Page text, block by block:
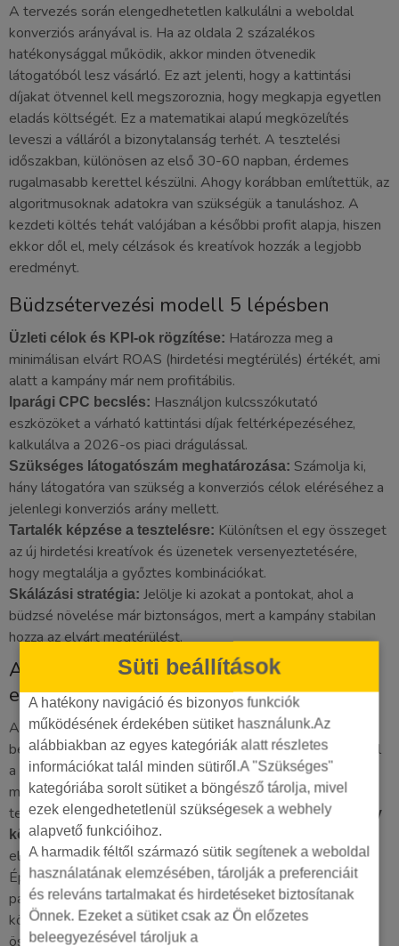
Süti beállítások
A hatékony navigáció és bizonyos funkciók
működésének érdekében sütiket használunk.Az
alábbiakban az egyes kategóriák alatt részletes
információkat talál minden sütiről.A "Szükséges"
kategóriába sorolt sütiket a böngésző tárolja, mivel
ezek elengedhetetlenül szükségesek a webhely
alapvető funkcióihoz.
A harmadik féltől származó sütik segítenek a weboldal
használatának elemzésében, tárolják a preferenciáit
és releváns tartalmakat és hirdetéseket biztosítanak
Önnek. Ezeket a sütiket csak az Ön előzetes
beleegyezésével tároljuk a
A tervezés során elengedhetetlen kalkulálni a weboldal
konverziós arányával is. Ha az oldala 2 százalékos
hatékonysággal működik, akkor minden ötvenedik
látogatóból lesz vásárló. Ez azt jelenti, hogy a kattintási
díjakat ötvennel kell megszoroznia, hogy megkapja egyetlen
eladás költségét. Ez a matematikai alapú megközelítés
leveszi a válláról a bizonytalanság terhét. A tesztelési
időszakban, különösen az első 30-60 napban, érdemes
rugalmasabb kerettel készülni. Ahogy korábban említettük, az
algoritmusoknak adatokra van szükségük a tanuláshoz. A
kezdeti költés tehát valójában a későbbi profit alapja, hiszen
ekkor dől el, mely célzások és kreatívok hozzák a legjobb
eredményt.
Büdzsétervezési modell 5 lépésben
Üzleti célok és KPI-ok rögzítése: Határozza meg a
minimálisan elvárt ROAS (hirdetési megtérülés) értékét, ami
alatt a kampány már nem profitábilis.
Iparági CPC becslés: Használjon kulcsszókutató
eszközöket a várható kattintási díjak feltérképezéséhez,
kalkulálva a 2026-os piaci drágulással.
Szükséges látogatószám meghatározása: Számolja ki,
hány látogatóra van szükség a konverziós célok eléréséhez a
jelenlegi konverziós arány mellett.
Tartalék képzése a tesztelésre: Különítsen el egy összeget
az új hirdetési kreatívok és üzenetek versenyeztetésére,
hogy megtalálja a győztes kombinációkat.
Skálázási stratégia: Jelölje ki azokat a pontokat, ahol a
büdzsé növelése már biztonságos, mert a kampány stabilan
hozza az elvárt megtérülést.
A mérés és riportálás mint a kontroll
eszköze
A riportokat nem olvasgatni kell, hanem döntéseket hozni
belőlük. Egy profi jelentés azonnal megmutatja, hol szökik el
a pénz és melyik kampány hozza a legmagasabb hasznot. A
mérések finomhangolása lehetővé teszi, hogy a gyengén
teljesítő hirdetéseket azonnal leállítsuk, így appc kampány
költségeinem válnak felesleges teherré. A transzparens
elszámolás minden sikeres együttműködés alapfeltétele.
Éppen ezért amarketing ügynökség választássorán olyan
partnert keressen, aki nem rejti el az adatokat, hanem
közérthetően elmagyarázza a számok mögötti üzleti
összefüggéseket.